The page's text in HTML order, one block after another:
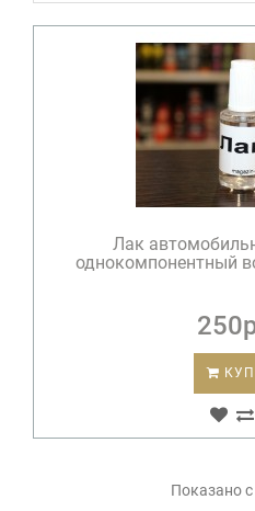
Лак
однокомпонентный
Показано с